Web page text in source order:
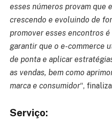
esses números provam que
crescendo e evoluindo de
promover esses encontros
garantir que o e-commerce
de ponta e aplicar
as vendas, bem como
marca e consumidor“,
Serviço: